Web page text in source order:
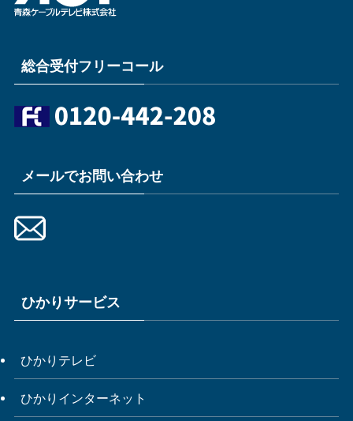
総合受付フリーコール
メールでお問い合わせ
ひかりサービス
ひかりテレビ
ひかりインターネット